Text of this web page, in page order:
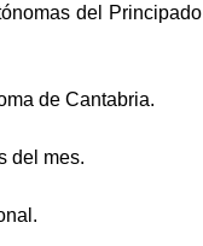
del Principado
de Cantabria.
del mes.